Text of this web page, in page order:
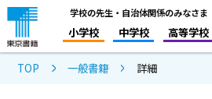
学校の先生・自治体関係のみなさま
小学校 中学校 高等学校
TOP 一般書籍 詳細